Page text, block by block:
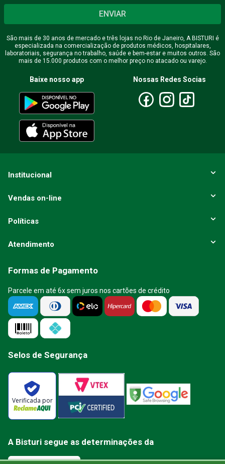
ENVIAR
São mais de 30 anos de mercado e três lojas no Rio de Janeiro, A BISTURI é
especializada na comercialização de produtos médicos, hospitalares,
laboratoriais, segurança no trabalho, saúde e bem-estar e muitos outros. São
mais de 15.000 produtos com o melhor preço no atacado ou varejo.
Baixe nosso app Nossas Redes Socias
Institucional
Vendas on-line
Políticas
Atendimento
Formas de Pagamento
Parcele em até 6x sem juros nos cartões de crédito
Selos de Segurança
Verificada por
A Bisturi segue as determinações da